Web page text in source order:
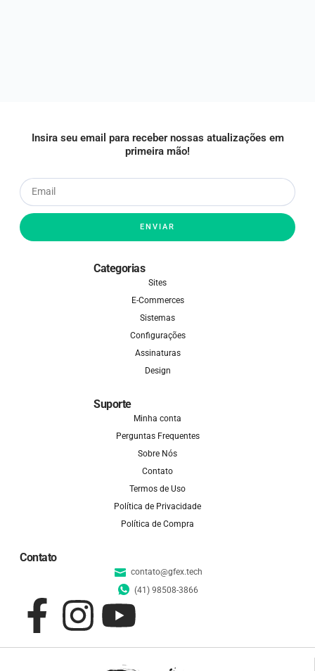
Insira seu email para receber nossas atualizações em
primeira mão!
ENVIAR
Categorias
Sites
E-Commerces
Sistemas
Configurações
Assinaturas
Design
Suporte
Minha conta
Perguntas Frequentes
Sobre Nós
Contato
Termos de Uso
Política de Privacidade
Política de Compra
Contato
contato@gfex.tech
(41) 98508-3866